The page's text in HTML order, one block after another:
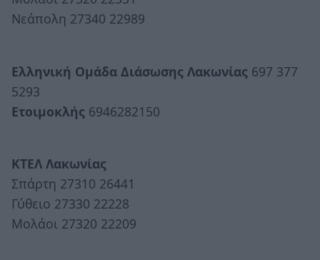
Νεάπολη 27340 22989
Ελληνική Ομάδα Διάσωσης Λακωνίας 697 377
5293
Ετοιμοκλής 6946282150
ΚΤΕΛ Λακωνίας
Σπάρτη 27310 26441
Γύθειο 27330 22228
Μολάοι 27320 22209